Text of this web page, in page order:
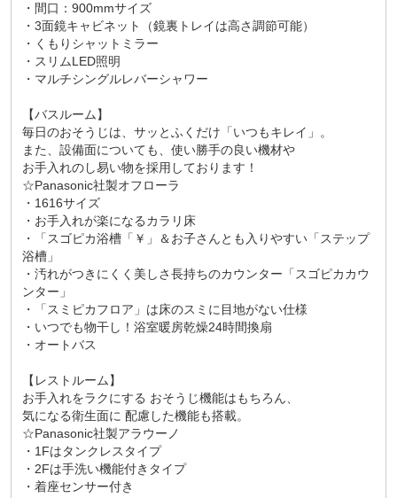
・間口：900mmサイズ
・3面鏡キャビネット（鏡裏トレイは高さ調節可能）
・くもりシャットミラー
・スリムLED照明
・マルチシングルレバーシャワー
【バスルーム】
毎日のおそうじは、サッとふくだけ「いつもキレイ」。
また、設備面についても、使い勝手の良い機材や
お手入れのし易い物を採用しております！
☆Panasonic社製オフローラ
・1616サイズ
・お手入れが楽になるカラリ床
・「スゴピカ浴槽「￥」＆お子さんとも入りやすい「ステップ
浴槽」
・汚れがつきにくく美しさ長持ちのカウンター「スゴピカカウ
ンター」
・「スミピカフロア」は床のスミに目地がない仕様
・いつでも物干し！浴室暖房乾燥24時間換扇
・オートバス
【レストルーム】
お手入れをラクにする おそうじ機能はもちろん、
気になる衛生面に 配慮した機能も搭載。
☆Panasonic社製アラウーノ
・1Fはタンクレスタイプ
・2Fは手洗い機能付きタイプ
・着座センサー付き